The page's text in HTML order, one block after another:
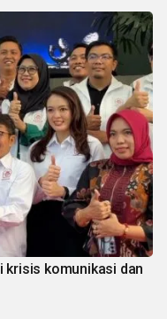
krisis komunikasi dan